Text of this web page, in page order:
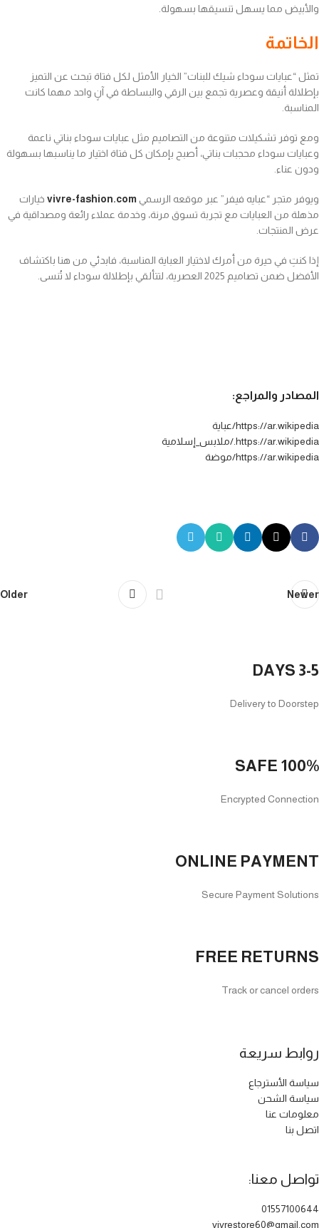
والأبيض مما يسهل تنسيقها بسهولة.
الخاتمة
تمثل “عبايات سوداء شيك للبنات” الخيار الأمثل لكل فتاة تبحث عن التميز
بإطلالة أنيقة وعصرية تجمع بين الرقي والبساطة في آنٍ واحد مهما كانت
المناسبة.
ومع توفر تشكيلات متنوعة من التصاميم مثل عبايات سوداء بناتي ناعمة
وعبايات سوداء محجبات بناتي، أصبح بإمكان كل فتاة اختيار ما يناسبها بسهولة
ودون عناء.
ويوفر متجر “عبايه فيفر” عبر موقعه الرسمي vivre-fashion.com خيارات
مذهلة من العبايات مع تجربة تسوق مرنة، وخدمة عملاء رائعة ومصداقية في
عرض المنتجات.
إذا كنتِ في حيرة من أمرك لاختيار العباية المناسبة، فابدئي من هنا باكتشاف
الأفضل ضمن تصاميم 2025 العصرية، لتتألقي بإطلالة سوداء لا تُنسى.
المصادر والمراجع:
https://ar.wikipedia/عباية
https://ar.wikipedia./ملابس_إسلامية
https://ar.wikipedia/موضة
Newer
Older
FREE RETURNS
Track or cancel orders
ONLINE PAYMENT
Secure Payment Solutions
100% SAFE
Encrypted Connection
3-5 DAYS
Delivery to Doorstep
روابط سريعة
سياسة الأسترجاع
سياسة الشحن
معلومات عنا
اتصل بنا
تواصل معنا:
01557100644
vivrestore60@gmail.com